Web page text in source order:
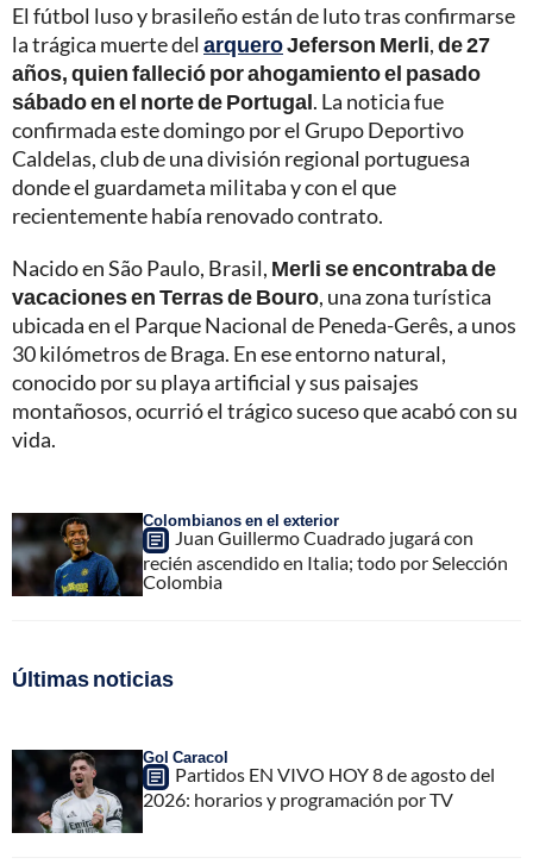
El fútbol luso y brasileño están de luto tras confirmarse
la trágica muerte del arqueroJeferson Merli,de 27
años, quien falleció por ahogamiento el pasado
sábado en el norte de Portugal. La noticia fue
confirmada este domingo por el Grupo Deportivo
Caldelas, club de una división regional portuguesa
donde el guardameta militaba y con el que
recientemente había renovado contrato.
Nacido en São Paulo, Brasil, Merli se encontraba de
vacaciones en Terras de Bouro, una zona turística
ubicada en el Parque Nacional de Peneda-Gerês, a unos
30 kilómetros de Braga. En ese entorno natural,
conocido por su playa artificial y sus paisajes
montañosos, ocurrió el trágico suceso que acabó con su
vida.
Colombianos en el exterior
Juan Guillermo Cuadrado jugará con
recién ascendido en Italia; todo por Selección
Colombia
Últimas noticias
Gol Caracol
Partidos EN VIVO HOY 8 de agosto del
2026: horarios y programación por TV